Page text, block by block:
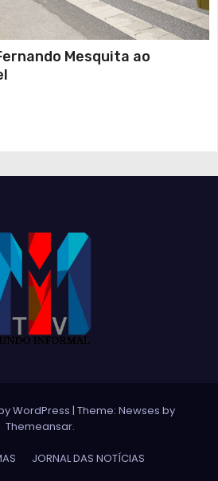
Mesquita ao
WordPress | Theme: Newses by
Themeansar.
JORNAL DAS NOTÍCIAS